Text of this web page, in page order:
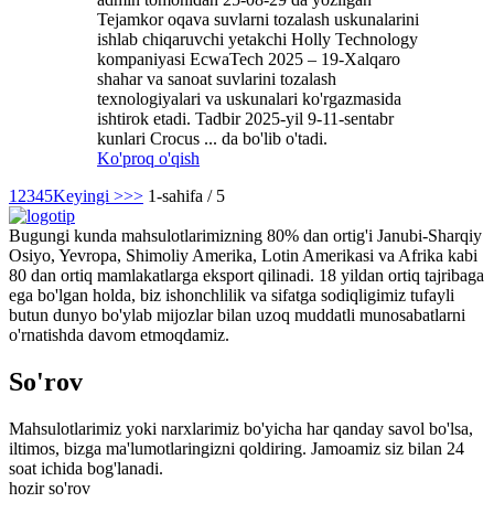
Tejamkor oqava suvlarni tozalash uskunalarini
ishlab chiqaruvchi yetakchi Holly Technology
kompaniyasi EcwaTech 2025 – 19-Xalqaro
shahar va sanoat suvlarini tozalash
texnologiyalari va uskunalari ko'rgazmasida
ishtirok etadi. Tadbir 2025-yil 9-11-sentabr
kunlari Crocus ... da bo'lib o'tadi.
Ko'proq o'qish
1 2345Keyingi >>> 1-sahifa / 5
Bugungi kunda mahsulotlarimizning 80% dan ortig'i Janubi-Sharqiy
Osiyo, Yevropa, Shimoliy Amerika, Lotin Amerikasi va Afrika kabi
80 dan ortiq mamlakatlarga eksport qilinadi. 18 yildan ortiq tajribaga
ega bo'lgan holda, biz ishonchlilik va sifatga sodiqligimiz tufayli
butun dunyo bo'ylab mijozlar bilan uzoq muddatli munosabatlarni
o'rnatishda davom etmoqdamiz.
So'rov
Mahsulotlarimiz yoki narxlarimiz bo'yicha har qanday savol bo'lsa,
iltimos, bizga ma'lumotlaringizni qoldiring. Jamoamiz siz bilan 24
soat ichida bog'lanadi.
hozir so'rov